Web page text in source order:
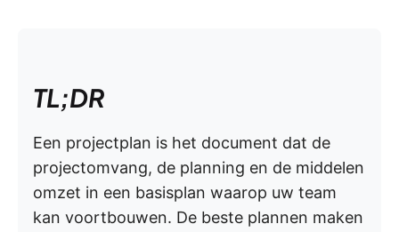
TL;DR
Een projectplan is het document dat de
projectomvang, de planning en de middelen
omzet in een basisplan waarop uw team
kan voortbouwen. De beste plannen maken